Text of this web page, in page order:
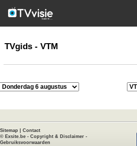
TVgids
TVgids - VTM
Sitemap
Contact
© Exsite.be - Copyright & Disclaimer -
Gebruiksvoorwaarden